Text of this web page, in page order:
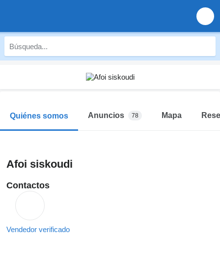
Quiénes somos Anuncios 78 Mapa
Afoi siskoudi
Contactos
Vendedor verificado